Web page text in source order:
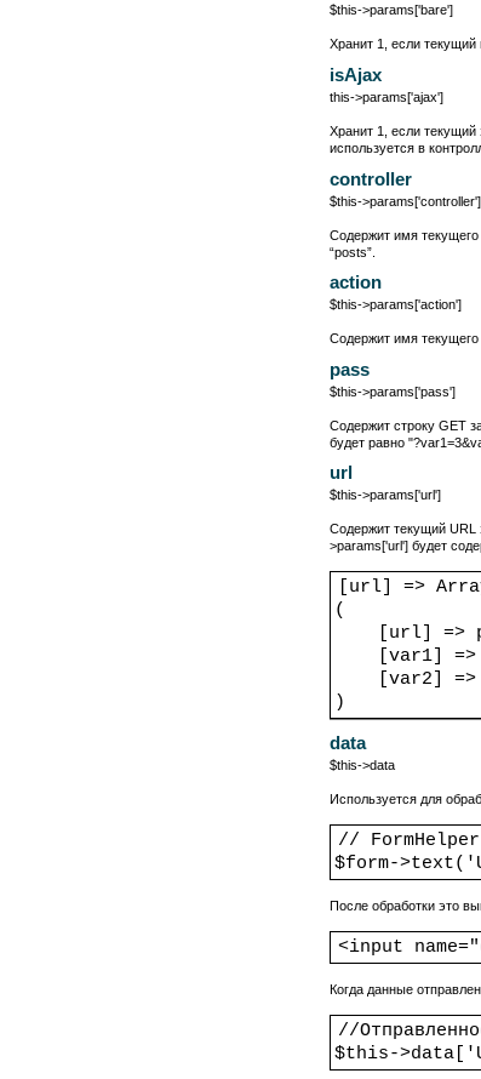
$this->params['bare']
Хранит 1, если текущий
isAjax
this->params['ajax']
Хранит 1, если текущий
используется в
controller
$this->params['controller']
Содержит имя
“posts”.
action
$this->params['action']
Содержит имя
pass
$this->params['pass']
Содержит строку GET
будет равно
url
$this->params['url']
Содержит текущий
>params['url'] будет
[url] =>
(
[url] =>
[var1] =>
[var2] =>
)
data
$this->data
Используется для
// FormHelper
$form-
После обработки это
<input
Когда данные
//
$this-